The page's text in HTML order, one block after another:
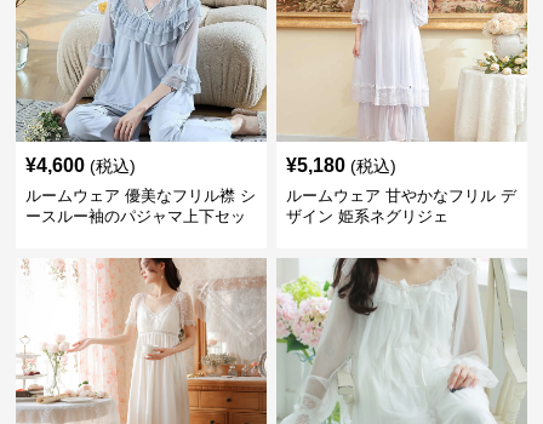
¥4,600 (税込)
ルームウェア 優美なフリル襟 シ
ースルー袖のパジャマ上下セッ
¥5,180 (税込)
ルームウェア 甘やかなフリル デ
ザイン 姫系ネグリジェ